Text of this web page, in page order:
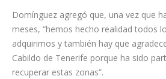
quemada, restaurar lo perdido y
tinerfeñas tuviesen empleo a través de
Domínguez agregó que, una vez que
meses, “hemos hecho realidad todos
adquirimos y también hay que